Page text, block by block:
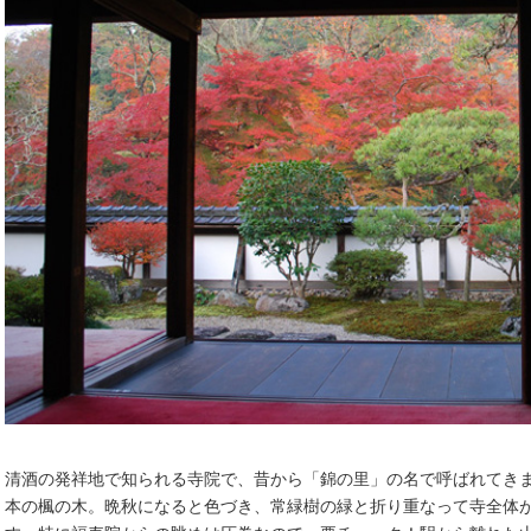
清酒の発祥地で知られる寺院で、昔から「錦の里」の名で呼ばれてき
本の楓の木。晩秋になると色づき、常緑樹の緑と折り重なって寺全体